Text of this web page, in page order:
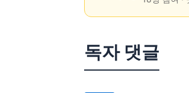
독자 댓글